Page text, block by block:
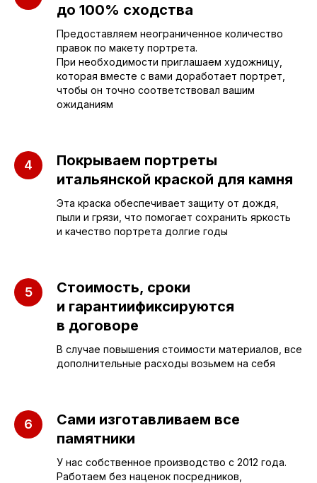
до 100% сходства
Предоставляем неограниченное количество
правок по макету портрета.
При необходимости приглашаем художницу,
которая вместе с вами доработает портрет,
чтобы он точно соответствовал вашим
ожиданиям
Покрываем портреты
итальянской краской для камня
Эта краска обеспечивает защиту от дождя,
пыли и грязи, что помогает сохранить яркость
и качество портрета долгие годы
Стоимость, сроки
и гарантиификсируются
в договоре
В случае повышения стоимости материалов, все
дополнительные расходы возьмем на себя
Сами изготавливаем все
памятники
У нас собственное производство с 2012 года.
Работаем без наценок посредников,
sleza-v-kamne64@yandex.ru
+7 (962) 629-39-39
Отдел продаж
г. Энгельс, Весёлая ул., 114
+7 (953) 637-24-
Руководитель мастерской